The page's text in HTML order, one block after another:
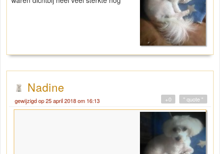
Nadine
gewijzigd op 25 april 2018 om 16:13 " quote "
+0